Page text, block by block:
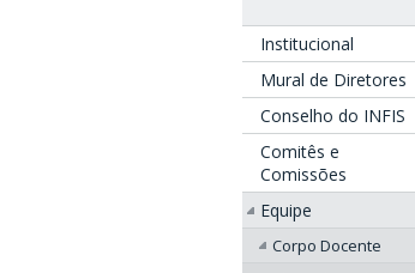
Institucional
Mural de Diretores
Conselho do INFIS
Comitês e
Comissões
Equipe
Corpo Docente